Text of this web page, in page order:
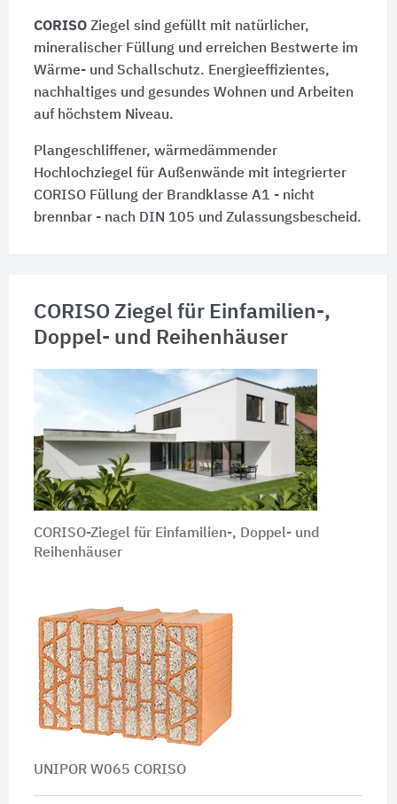
CORISOZiegel sind gefüllt mit natürlicher,
mineralischer Füllung und erreichen Bestwerte im
Wärme- und Schallschutz. Energieeffizientes,
nachhaltiges und gesundes Wohnen und Arbeiten
auf höchstem Niveau.
Plangeschliffener, wärmedämmender
Hochlochziegel für Außenwände mit integrierter
CORISO Füllung der Brandklasse A1 - nicht
brennbar - nach DIN 105 und Zulassungsbescheid.
CORISO Ziegel für Einfamilien-,
Doppel- und Reihenhäuser
CORISO-Ziegel für Einfamilien-, Doppel- und
Reihenhäuser
UNIPOR W065 CORISO